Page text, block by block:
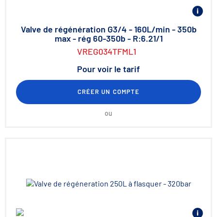
Valve de régénération G3/4 - 160L/min - 350b
max - rég 60-350b - R:6.21/1
VREG034TFML1
Pour voir le tarif
CRÉER UN COMPTE
ou